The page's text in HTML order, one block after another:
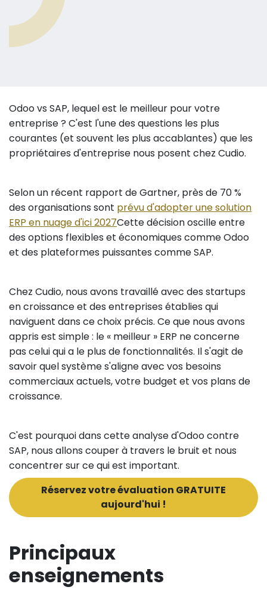
Odoo vs SAP, lequel est le meilleur pour votre
entreprise ? C'est l'une des questions les plus
courantes (et souvent les plus accablantes) que les
propriétaires d'entreprise nous posent chez Cudio.
Selon un récent rapport de Gartner, près de 70 %
des organisations sont prévu d'adopter une solution
ERP en nuage d'ici 2027Cette décision oscille entre
des options flexibles et économiques comme Odoo
et des plateformes puissantes comme SAP.
Chez Cudio, nous avons travaillé avec des startups
en croissance et des entreprises établies qui
naviguent dans ce choix précis. Ce que nous avons
appris est simple : le « meilleur » ERP ne concerne
pas celui qui a le plus de fonctionnalités. Il s'agit de
savoir quel système s'aligne avec vos besoins
commerciaux actuels, votre budget et vos plans de
croissance.
C'est pourquoi dans cette analyse d'Odoo contre
SAP, nous allons couper à travers le bruit et nous
concentrer sur ce qui est important.
Réservez votre évaluation GRATUITE
aujourd'hui !
Principaux
enseignements